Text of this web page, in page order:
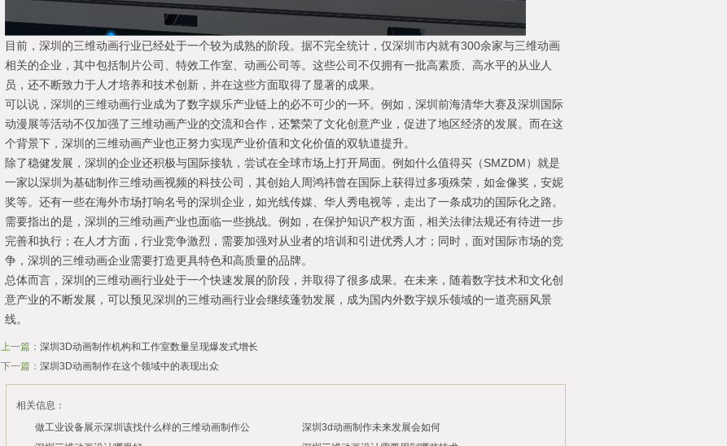
目前，深圳的三维动画行业已经处于一个较为成熟的阶段。据不完全统计，仅深圳市内就有300余家与三维动画
相关的企业，其中包括制片公司、特效工作室、动画公司等。这些公司不仅拥有一批高素质、高水平的从业人
员，还不断致力于人才培养和技术创新，并在这些方面取得了显著的成果。
可以说，深圳的三维动画行业成为了数字娱乐产业链上的必不可少的一环。例如，深圳前海清华大赛及深圳国际
动漫展等活动不仅加强了三维动画产业的交流和合作，还繁荣了文化创意产业，促进了地区经济的发展。而在这
个背景下，深圳的三维动画产业也正努力实现产业价值和文化价值的双轨道提升。
除了稳健发展，深圳的企业还积极与国际接轨，尝试在全球市场上打开局面。例如什么值得买（SMZDM）就是
一家以深圳为基础制作三维动画视频的科技公司，其创始人周鸿祎曾在国际上获得过多项殊荣，如金像奖，安妮
奖等。还有一些在海外市场打响名号的深圳企业，如光线传媒、华人秀电视等，走出了一条成功的国际化之路。
需要指出的是，深圳的三维动画产业也面临一些挑战。例如，在保护知识产权方面，相关法律法规还有待进一步
完善和执行；在人才方面，行业竞争激烈，需要加强对从业者的培训和引进优秀人才；同时，面对国际市场的竞
争，深圳的三维动画企业需要打造更具特色和高质量的品牌。
总体而言，深圳的三维动画行业处于一个快速发展的阶段，并取得了很多成果。在未来，随着数字技术和文化创
意产业的不断发展，可以预见深圳的三维动画行业会继续蓬勃发展，成为国内外数字娱乐领域的一道亮丽风景
线。
上一篇： 深圳3D动画制作机构和工作室数量呈现爆发式增长
下一篇： 深圳3D动画制作在这个领域中的表现出众
相关信息：
做工业设备展示深圳该找什么样的三维动画制作公
深圳3d动画制作未来发展会如何